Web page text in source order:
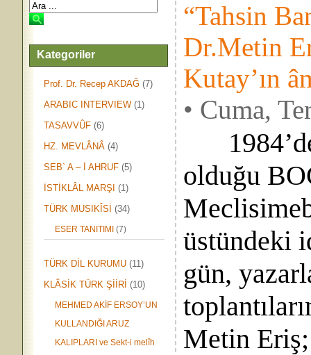
Kategoriler
Prof. Dr. Recep AKDAĞ (7)
ARABIC INTERVIEW (1)
TASAVVÛF (6)
HZ. MEVLÂNÂ (4)
SEB` A – İ AHRUF (5)
İSTİKLÂL MARŞI (1)
TÜRK MUSIKÎSİ (34)
ESER TANITIMI (7)
TÜRK DİL KURUMU (11)
KLÂSİK TÜRK ŞİİRİ (10)
MEHMED AKİF ERSOY’UN
KULLANDIĞI ARUZ
KALIPLARI ve Sekt-i melîh
“Tahsin
Dr.Metin
Kutay’ın
• Cuma,
olduğu
üstündeki
gün,
Metin